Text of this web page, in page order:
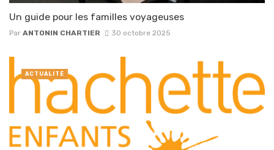
Un guide pour les familles voyageuses
Par ANTONIN CHARTIER 30 octobre 2025
ACTUALITÉ